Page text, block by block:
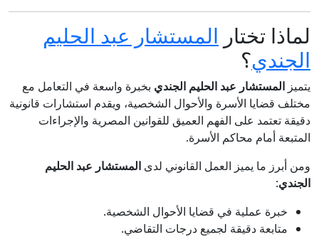
لماذا تختار المستشار عبد الحليم
الجندي؟
يتميز المستشار عبد الحليم الجندي بخبرة واسعة في التعامل مع
مختلف قضايا الأسرة والأحوال الشخصية، ويقدم استشارات قانونية
دقيقة تعتمد على الفهم العميق للقوانين المصرية والإجراءات
المتبعة أمام محاكم الأسرة.
ومن أبرز ما يميز العمل القانوني لدى المستشار عبد الحليم
الجندي:
خبرة عملية في قضايا الأحوال الشخصية.
متابعة دقيقة لجميع درجات التقاضي.